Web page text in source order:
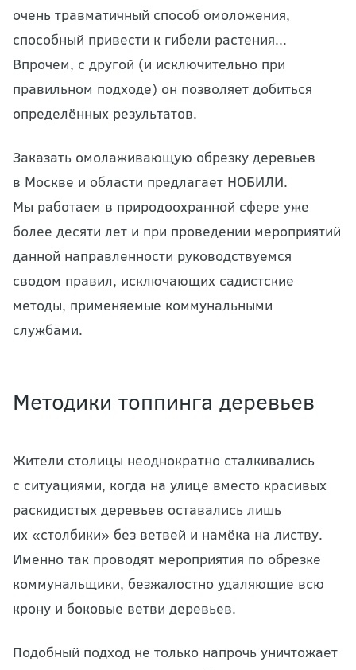
очень травматичный способ омоложения,
способный привести к гибели растения...
Впрочем, с другой (и исключительно при
правильном подходе) он позволяет добиться
определённых результатов.
Заказать омолаживающую обрезку деревьев
в Москве и области предлагает НОБИЛИ.
Мы работаем в природоохранной сфере уже
более десяти лет и при проведении мероприятий
данной направленности руководствуемся
сводом правил, исключающих садистские
методы, применяемые коммунальными
службами.
Методики топпинга деревьев
Жители столицы неоднократно сталкивались
с ситуациями, когда на улице вместо красивых
раскидистых деревьев оставались лишь
их «столбики» без ветвей и намёка на листву.
Именно так проводят мероприятия по обрезке
коммунальщики, безжалостно удаляющие всю
крону и боковые ветви деревьев.
Подобный подход не только напрочь уничтожает